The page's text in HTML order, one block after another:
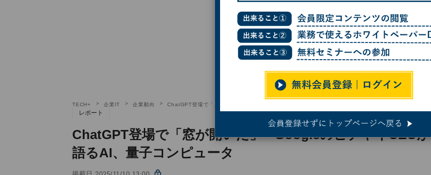
TECH+ 企業IT 企業動向 ChatGPT登場で「窓が開いた」 - GoogleのピチャイCEOが語るAI、量子コンピュータ
レポート
ChatGPT登場で「窓が開いた」 - GoogleのピチャイCEOが
語るAI、量子コンピュータ